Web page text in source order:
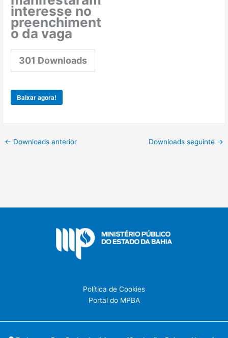
interesse no
preenchiment
o da vaga
301 Downloads
Baixar agora!
← Downloads anterior Downloads seguinte →
Política de Cookies
Portal do MPBA